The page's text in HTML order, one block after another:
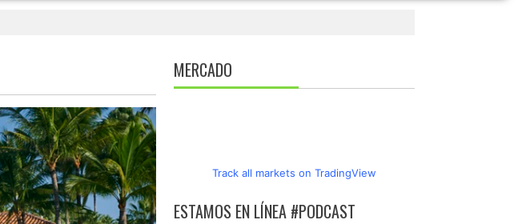
MERCADO
Track all markets on TradingView
ESTAMOS EN LÍNEA #PODCAST